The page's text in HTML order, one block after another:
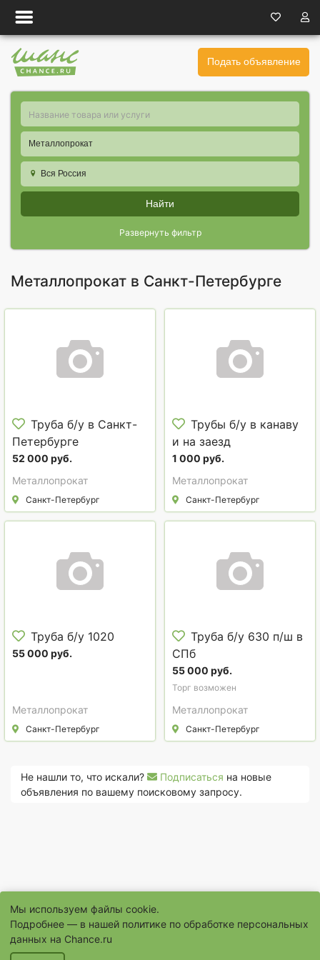
Подать объявление
Металлопрокат
Вся Россия
Найти
Развернуть фильтр
Металлопрокат в Санкт-Петербурге
Труба б/у в Санкт-
Петербурге
52 000 руб.
Металлопрокат
Санкт-Петербург
Трубы б/у в канаву
и на заезд
1 000 руб.
Металлопрокат
Санкт-Петербург
Труба б/у 1020
55 000 руб.
Металлопрокат
Санкт-Петербург
Труба б/у 630 п/ш в
СПб
55 000 руб.
Торг возможен
Металлопрокат
Санкт-Петербург
Не нашли то, что искали? Подписаться на новые
объявления по вашему поисковому запросу.
Мы используем файлы cookie.
Подробнее — в нашей политике по обработке персональных
данных на Chance.ru
© 1996–2026 Сайт бесплатных объявлений «Шанс.Ру»